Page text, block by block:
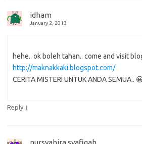
idham
January 2, 2013
hehe.. ok boleh tahan.. come and visit
http://maknakkaki.blogspot.com/
CERITA MISTERI UNTUK ANDA SEMUA..
Reply ↓
nursyahira syafiqah